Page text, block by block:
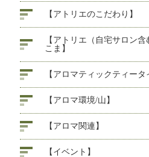
【アトリエのこだわり】
【アトリエ（自宅サロン含
こま】
【アロマティックティータ
【アロマ環境/山】
【アロマ関連】
【イベント】